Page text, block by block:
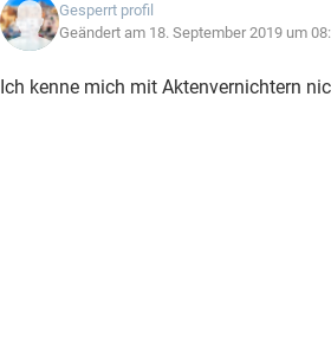
Gesperrt profil
Geändert am 18. September 2019 um
Ich kenne mich mit Aktenvernichtern